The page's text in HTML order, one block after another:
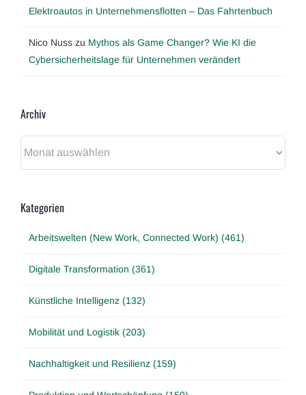
Elektroautos in Unternehmensflotten – Das Fahrtenbuch
Nico Nuss zu Mythos als Game Changer? Wie KI die
Cybersicherheitslage für Unternehmen verändert
Archiv
Kategorien
Arbeitswelten (New Work, Connected Work) (461)
Digitale Transformation (361)
Künstliche Intelligenz (132)
Mobilität und Logistik (203)
Nachhaltigkeit und Resilienz (159)